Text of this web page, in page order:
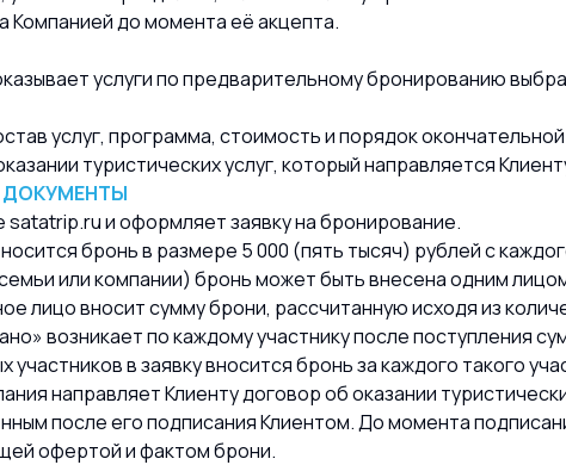
Компанией до момента её акцепта.
услуги по предварительному бронированию
услуг, программа, стоимость и порядок
туристических услуг, который направляется
ДОКУМЕНТЫ
satatrip.ru и оформляет заявку на бронирование.
бронь в размере 5 000 (пять тысяч) рублей с
или компании) бронь может быть внесена одним
лицо вносит сумму брони, рассчитанную исходя из
возникает по каждому участнику после поступления
в заявку вносится бронь за каждого такого
направляет Клиенту договор об оказании
после его подписания Клиентом. До момента
офертой и фактом брони.